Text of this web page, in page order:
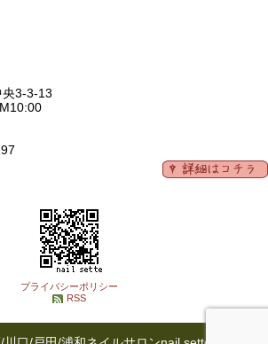
3-3-13
プライバシーポリシー
RSS